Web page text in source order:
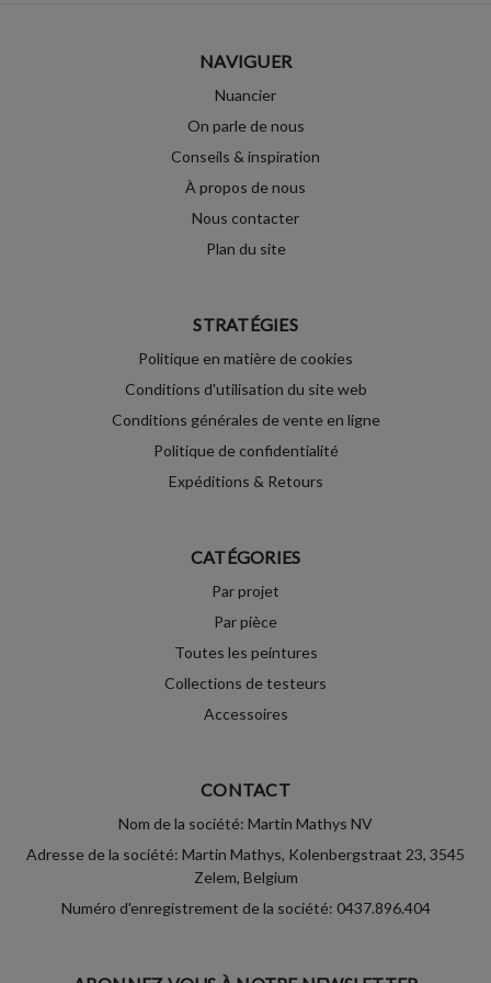
NAVIGUER
Nuancier
On parle de nous
Conseils & inspiration
À propos de nous
Nous contacter
Plan du site
STRATÉGIES
Politique en matière de cookies
Conditions d'utilisation du site web
Conditions générales de vente en ligne
Politique de confidentialité
Expéditions & Retours
CATÉGORIES
Par projet
Par pièce
Toutes les peintures
Collections de testeurs
Accessoires
CONTACT
Nom de la société: Martin Mathys NV
Adresse de la société: Martin Mathys, Kolenbergstraat 23, 3545
Zelem, Belgium
Numéro d'enregistrement de la société: 0437.896.404